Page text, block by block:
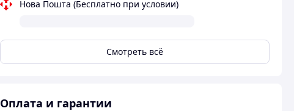
Нова Пошта (Бесплатно при условии)
Смотреть всё
Оплата и гарантии